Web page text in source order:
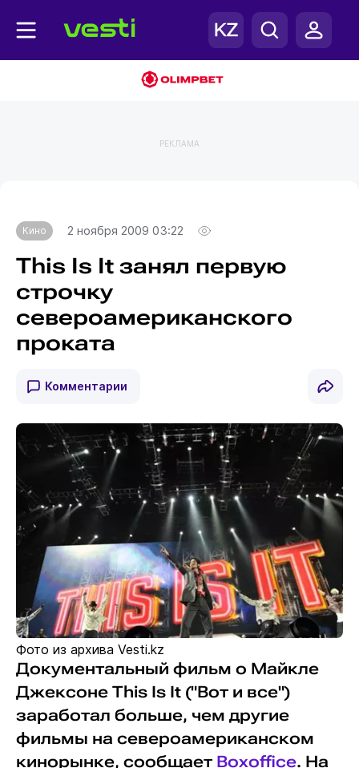
РЕКЛАМА
Кино 2 ноября 2009 03:22
This Is It занял первую
строчку
североамериканского
проката
Комментарии
Фото из архива Vesti.kz
Документальный фильм о Майкле
Джексоне This Is It ("Вот и все")
заработал больше, чем другие
фильмы на североамериканском
кинорынке, сообщает Boxoffice. На